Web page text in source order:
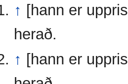
↑ [hann er
herað.
↑ [hann er